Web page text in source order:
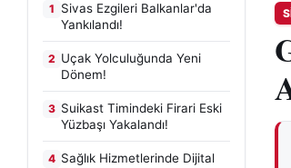
1 Sivas Ezgileri Balkanlar'da
Yankılandı!
2 Uçak Yolculuğunda Yeni
Dönem!
3 Suikast Timindeki Firari Eski
Yüzbaşı Yakalandı!
4 Sağlık Hizmetlerinde Dijital